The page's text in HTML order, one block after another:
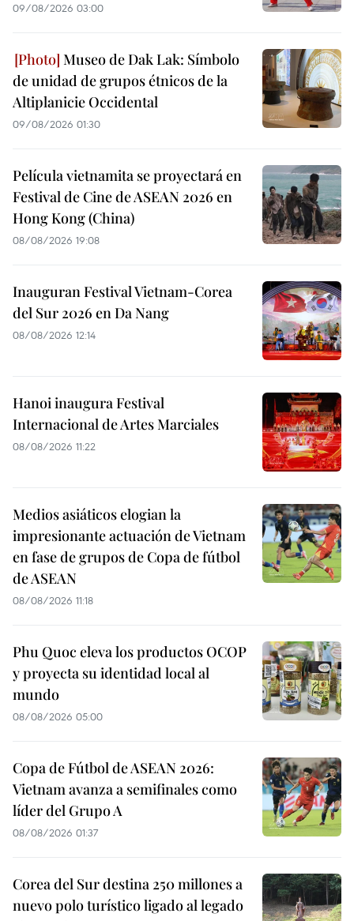
09/08/2026 03:00
Museo de Dak Lak: Símbolo
de unidad de grupos étnicos de la
Altiplanicie Occidental
09/08/2026 01:30
Película vietnamita se proyectará en
Festival de Cine de ASEAN 2026 en
Hong Kong (China)
08/08/2026 19:08
Inauguran Festival Vietnam-Corea
del Sur 2026 en Da Nang
08/08/2026 12:14
Hanoi inaugura Festival
Internacional de Artes Marciales
08/08/2026 11:22
Medios asiáticos elogian la
impresionante actuación de Vietnam
en fase de grupos de Copa de fútbol
de ASEAN
08/08/2026 11:18
Phu Quoc eleva los productos OCOP
y proyecta su identidad local al
mundo
08/08/2026 05:00
Copa de Fútbol de ASEAN 2026:
Vietnam avanza a semifinales como
líder del Grupo A
08/08/2026 01:37
Corea del Sur destina 250 millones a
nuevo polo turístico ligado al legado